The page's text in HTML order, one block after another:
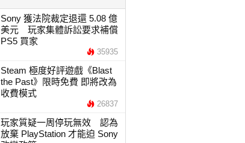
Sony 獲法院裁定退還 5.08 億
美元 玩家集體訴訟要求補償
PS5 買家
35935
Steam 極度好評遊戲《Blast
the Past》限時免費 即將改為
收費模式
26837
玩家質疑一周停玩無效 認為
放棄 PlayStation 才能迫 Sony